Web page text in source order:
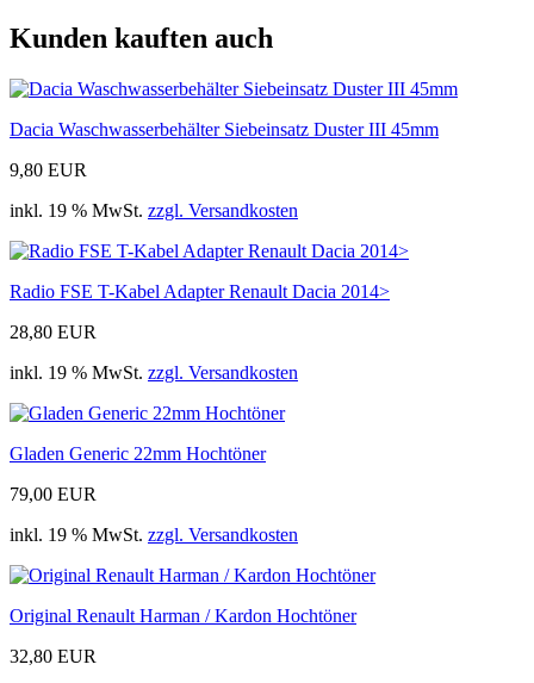
Kunden kauften auch
Dacia Waschwasserbehälter Siebeinsatz Duster III 45mm
9,80 EUR
inkl. 19 % MwSt. zzgl. Versandkosten
Radio FSE T-Kabel Adapter Renault Dacia 2014>
28,80 EUR
inkl. 19 % MwSt. zzgl. Versandkosten
Gladen Generic 22mm Hochtöner
79,00 EUR
inkl. 19 % MwSt. zzgl. Versandkosten
Original Renault Harman / Kardon Hochtöner
32,80 EUR